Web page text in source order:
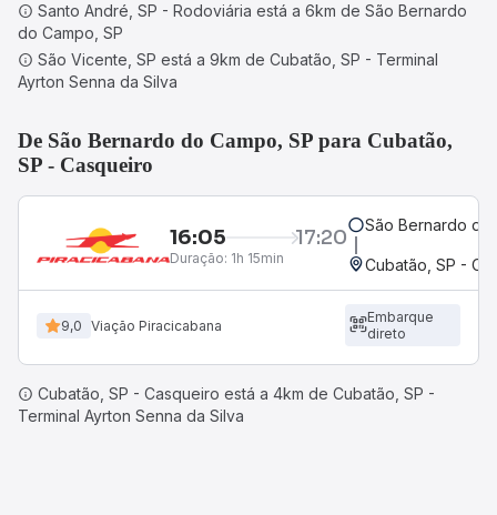
Santo André, SP - Rodoviária está a 6km de São Bernardo
do Campo, SP
São Vicente, SP está a 9km de Cubatão, SP - Terminal
Ayrton Senna da Silva
De São Bernardo do Campo, SP para Cubatão,
SP - Casqueiro
16:05 17:20
Duração: 1h 15min
São Bernardo do
Cubatão, SP -
9,0 Viação Piracicabana
Embarque
direto
Cubatão, SP - Casqueiro está a 4km de Cubatão, SP -
Terminal Ayrton Senna da Silva